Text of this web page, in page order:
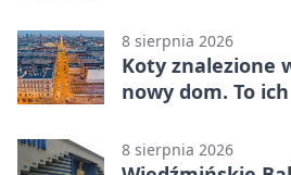
8 sierpnia 2026
Koty znalezione
nowy dom. To
8 sierpnia 2026